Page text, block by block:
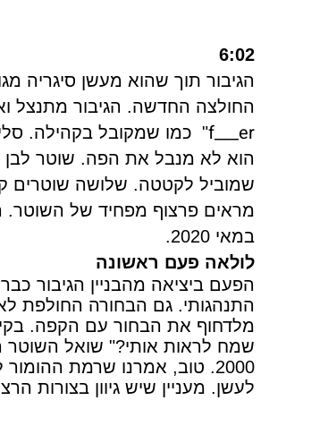
6:02
הגיבור תוך שהוא מעשן סיגריה
החולצה החדשה. הגיבור מתנצל
f___er
" כמו שמקובל בקהילה.
הוא לא מנבל את הפה. שוטר לבן
שמוביל לקטטה. שלושה שוטרים
מראים פרצוף מפחיד של השוטר.
במאי 2020.
לולאה פעם ראשונה
הפעם ביציאה מהבניין הגיבור
התנהגותי. גם הבחורה החולפת
מלדחוף את הבחור עם הקפה.
2000. טוב, אמרנו שרמת
לעשן. מעניין שיש גיוון